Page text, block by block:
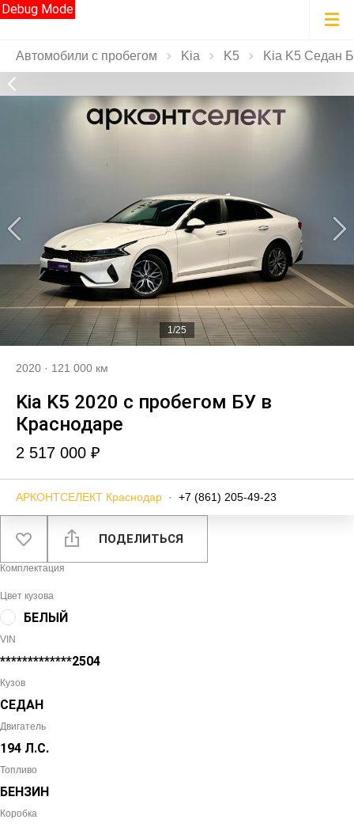
Debug Mode
Автомобили с пробегом Kia K5 Kia K5 Седан
1/25
2020 · 121 000 км
Kia K5 2020 с пробегом БУ в
Краснодаре
2 517 000 ₽
АРКОНТСЕЛЕКТ Краснодар · +7 (861) 205-49-23
ПОДЕЛИТЬСЯ
Комплектация
Цвет кузова
БЕЛЫЙ
VIN
*************2504
Кузов
СЕДАН
Двигатель
194 Л.С.
Топливо
БЕНЗИН
Коробка